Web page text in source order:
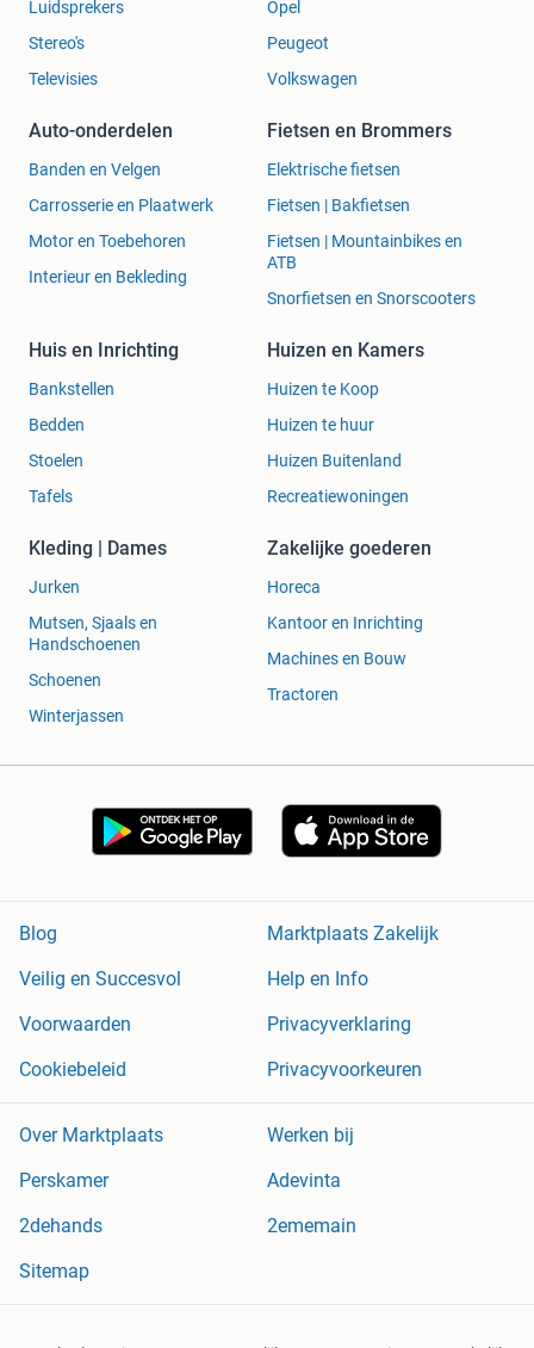
Luidsprekers
Stereo's
Televisies
Opel
Peugeot
Volkswagen
Auto-onderdelen
Banden en Velgen
Carrosserie en Plaatwerk
Motor en Toebehoren
Interieur en Bekleding
Fietsen en Brommers
Elektrische fietsen
Fietsen | Bakfietsen
Fietsen | Mountainbikes en
ATB
Snorfietsen en Snorscooters
Huis en Inrichting
Bankstellen
Bedden
Stoelen
Tafels
Huizen en Kamers
Huizen te Koop
Huizen te huur
Huizen Buitenland
Recreatiewoningen
Kleding | Dames
Jurken
Mutsen, Sjaals en
Handschoenen
Schoenen
Winterjassen
Zakelijke goederen
Horeca
Kantoor en Inrichting
Machines en Bouw
Tractoren
Blog
Marktplaats Zakelijk
Veilig en Succesvol
Help en Info
Voorwaarden
Privacyverklaring
Cookiebeleid
Privacyvoorkeuren
Over Marktplaats
Werken bij
Perskamer
Adevinta
2dehands
2ememain
Sitemap